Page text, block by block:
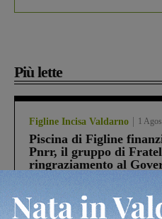
Più lette
Figline Incisa Valdarno 1
Piscina di Figline
Pnrr, il gruppo di
ringraziamento al
Cronaca 4 Agosto 2026
Un anno fa la strage in